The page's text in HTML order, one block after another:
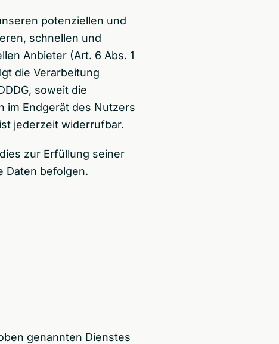
potenziellen und
schnellen und
Anbieter (Art. 6 Abs. 1
die Verarbeitung
soweit die
im Endgerät des Nutzers
jederzeit widerrufbar.
zur Erfüllung seiner
Daten befolgen.
genannten Dienstes